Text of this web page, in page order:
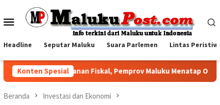
konten
Menu
Headline Seputar Maluku Suara Parlemen Lintas
Konten Spesial
Di Tengah Tekanan Fiskal, Pemprov Maluku Menatap
Beranda Investasi dan Ekonomi